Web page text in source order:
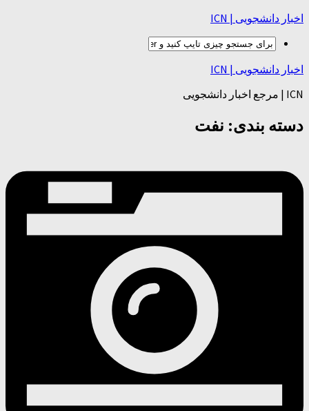
اخبار دانشجویی | ICN
اخبار دانشجویی | ICN
ICN | مرجع اخبار دانشجویی
دسته بندی: نفت